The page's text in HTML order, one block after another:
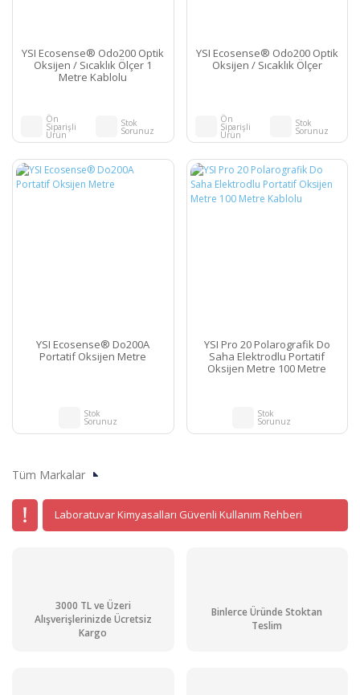
YSI Ecosense® Odo200 Optik
Oksijen / Sıcaklık Ölçer 1
Metre Kablolu
Ön
Siparişli
Ürün
Stok
Sorunuz
YSI Ecosense® Odo200 Optik
Oksijen / Sıcaklık Ölçer
Ön
Siparişli
Ürün
Stok
Sorunuz
YSI Ecosense® Do200A
Portatif Oksijen Metre
Stok
Sorunuz
YSI Pro 20 Polarografik Do
Saha Elektrodlu Portatif
Oksijen Metre 100 Metre
Stok
Sorunuz
Tüm Markalar
Laboratuvar Kimyasalları Güvenli Kullanım Rehberi
3000 TL ve Üzeri
Alışverişlerinizde Ücretsiz
Kargo
Binlerce Üründe Stoktan
Teslim